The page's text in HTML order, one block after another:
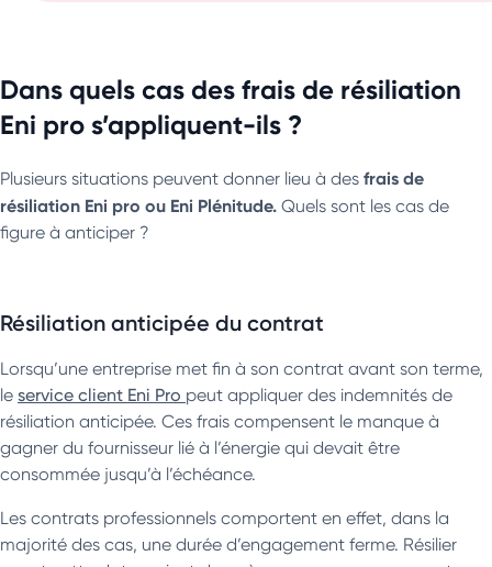
Dans quels cas des frais de résiliation
Eni pro s’appliquent-ils ?
Plusieurs situations peuvent donner lieu à des frais de
résiliation Eni pro ou Eni Plénitude. Quels sont les cas de
figure à anticiper ?
Résiliation anticipée du contrat
Lorsqu’une entreprise met fin à son contrat avant son terme,
le service client Eni Pro peut appliquer des indemnités de
résiliation anticipée. Ces frais compensent le manque à
gagner du fournisseur lié à l’énergie qui devait être
consommée jusqu’à l’échéance.
Les contrats professionnels comportent en effet, dans la
majorité des cas, une durée d’engagement ferme. Résilier